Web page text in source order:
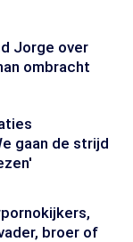
Jorge over
ombracht
gaan de strijd
broer of